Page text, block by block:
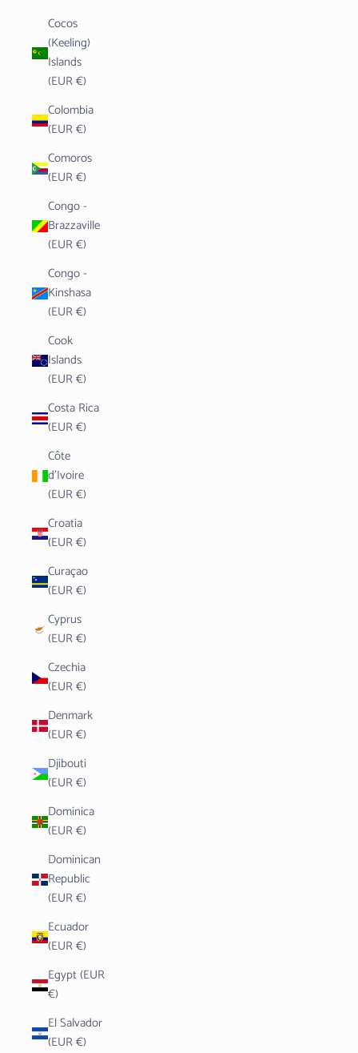
Cocos
(Keeling)
Islands
(EUR €)
Colombia
(EUR €)
Comoros
(EUR €)
Congo -
Brazzaville
(EUR €)
Congo -
Kinshasa
(EUR €)
Cook
Islands
(EUR €)
Costa Rica
(EUR €)
Côte
d’Ivoire
(EUR €)
Croatia
(EUR €)
Curaçao
(EUR €)
Cyprus
(EUR €)
Czechia
(EUR €)
Denmark
(EUR €)
Djibouti
(EUR €)
Dominica
(EUR €)
Dominican
Republic
(EUR €)
Ecuador
(EUR €)
Egypt (EUR
€)
El Salvador
(EUR €)